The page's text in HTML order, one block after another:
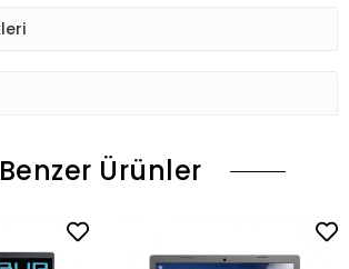
Benzer Ürünler